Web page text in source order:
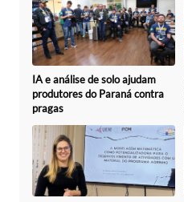
IA e análise de solo ajudam
produtores do Paraná contra
pragas